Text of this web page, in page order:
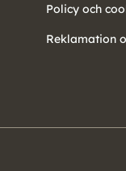
Policy och
Reklamation